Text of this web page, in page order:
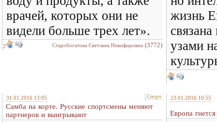
врачей, которых они не
видели больше трех лет».
2 Старобогатова Светлана Никифировна (3772)
жизнь
узами
31.01.2016 13:05 Спорт
Самба на корте. Русские спортсмены меняют
партнеров и выигрывают
23.01.2016 10:55
Европа